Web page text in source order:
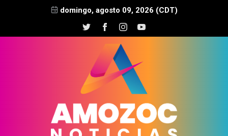
domingo, agosto 09, 2026 (CDT)